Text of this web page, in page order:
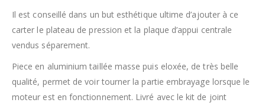
Il est conseillé dans un but esthétique ultime d’ajouter à ce
carter le plateau de pression et la plaque d’appui centrale
vendus séparement.
Piece en aluminium taillée masse puis eloxée, de très belle
qualité, permet de voir tourner la partie embrayage lorsque le
moteur est en fonctionnement. Livré avec le kit de joint